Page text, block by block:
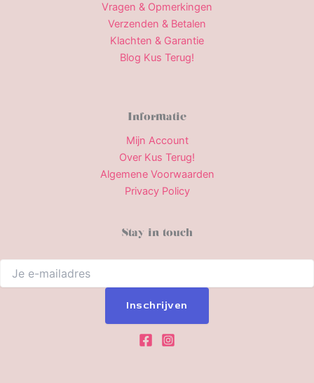
Vragen & Opmerkingen
Verzenden & Betalen
Klachten & Garantie
Blog Kus Terug!
Informatie
Mijn Account
Over Kus Terug!
Algemene Voorwaarden
Privacy Policy
Stay in touch